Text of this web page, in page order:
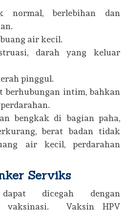
normal, berlebihan dan
air kecil.
darah yang keluar
pinggul.
berhubungan intim, bahkan
bengkak di bagian paha,
berat badan tidak
air kecil, perdarahan
Serviks
dicegah dengan
vaksinasi. Vaksin HPV